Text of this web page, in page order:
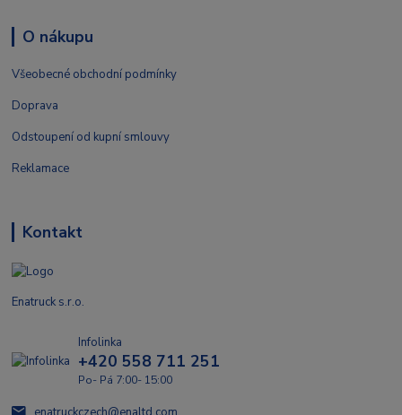
O nákupu
Všeobecné obchodní podmínky
Doprava
Odstoupení od kupní smlouvy
Reklamace
Kontakt
Enatruck s.r.o.
Infolinka
+420 558 711 251
Po- Pá 7:00- 15:00